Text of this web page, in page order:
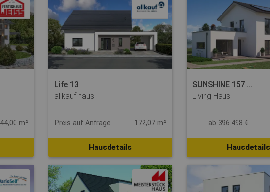
m²
Life 13
allkauf haus
Preis auf Anfrage 172,07 m²
Hausdetails
SUNSHINE 157 ...
Living Haus
ab 396.498 €
Hausdetails